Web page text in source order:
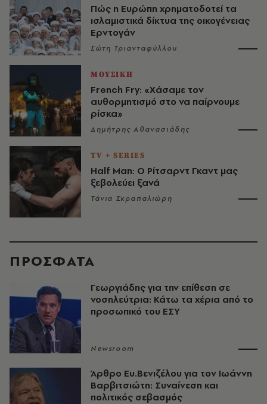
Πώς η Ευρώπη χρηματοδοτεί τα
ισλαμιστικά δίκτυα της οικογένειας
Ερντογάν
Σώτη Τριανταφύλλου
ΜΟΥΣΙΚΗ
French Fry: «Χάσαμε τον
αυθορμητισμό στο να παίρνουμε
ρίσκα»
Δημήτρης Αθανασιάδης
TV + SERIES
Half Man: Ο Ρίτσαρντ Γκαντ μας
ξεβολεύει ξανά
Τάνια Σκραπαλιώρη
ΠΡΟΣΦΑΤΑ
Γεωργιάδης για την επίθεση σε
νοσηλεύτρια: Κάτω τα χέρια από το
προσωπικό του ΕΣΥ
Newsroom
Άρθρο Ευ.Βενιζέλου για τον Iωάννη
Βαρβιτσιώτη: Συναίνεση και
πολιτικός σεβασμός